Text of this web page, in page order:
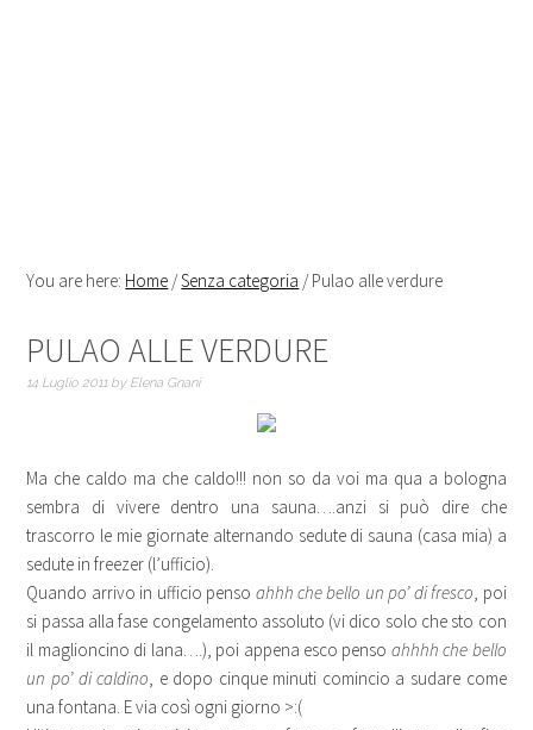
You are here: Home /Senza categoria /Pulao alle verdure
PULAO ALLE VERDURE
14 Luglio 2011by Elena Gnani
Ma che caldo ma che caldo!!! non so da voi ma qua a bologna
sembra di vivere dentro una sauna….anzi si può dire che
trascorro le mie giornate alternando sedute di sauna (casa mia) a
sedute in freezer (l’ufficio).
Quando arrivo in ufficio penso ahhh che bello un po’ di fresco, poi
si passa alla fase congelamento assoluto (vi dico solo che sto con
il maglioncino di lana….), poi appena esco penso ahhhh che bello
un po’ di caldino, e dopo cinque minuti comincio a sudare come
una fontana. E via così ogni giorno >:(